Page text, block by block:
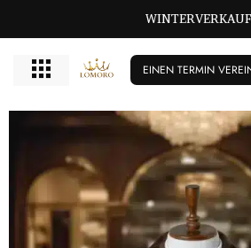
GROSSE
WINTERVERKAUF
EINEN TERMIN